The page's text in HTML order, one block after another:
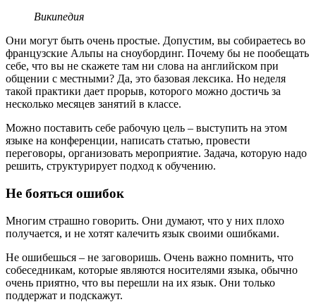
Википедия
Они могут быть очень простые. Допустим, вы собираетесь во
французские Альпы на сноубординг. Почему бы не пообещать
себе, что вы не скажете там ни слова на английском при
общении с местными? Да, это базовая лексика. Но неделя
такой практики дает прорыв, которого можно достичь за
несколько месяцев занятий в классе.
Можно поставить себе рабочую цель – выступить на этом
языке на конференции, написать статью, провести
переговоры, организовать мероприятие. Задача, которую надо
решить, структурирует подход к обучению.
Не бояться ошибок
Многим страшно говорить. Они думают, что у них плохо
получается, и не хотят калечить язык своими ошибками.
Не ошибешься – не заговоришь. Очень важно помнить, что
собеседникам, которые являются носителями языка, обычно
очень приятно, что вы перешли на их язык. Они только
поддержат и подскажут.